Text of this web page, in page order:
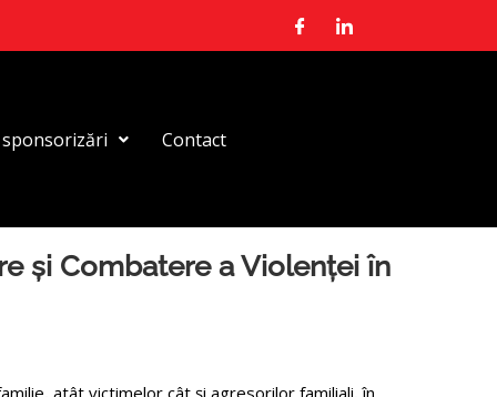
Contact
și Combatere a Violenței în
atât victimelor cât și agresorilor familiali, în